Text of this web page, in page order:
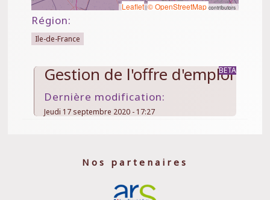
Leaflet|© OpenStreetMap contributors
Région:
Ile-de-France
Gestion de l'offre d'emploi
Dernière modification:
Jeudi 17 septembre 2020 - 17:27
Nos partenaires